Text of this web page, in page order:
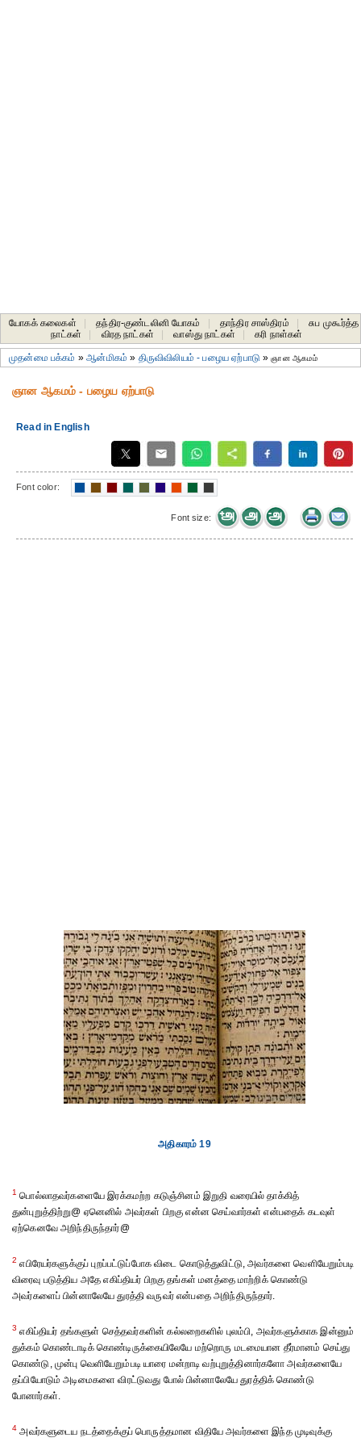
யோகக் கலைகள் தந்திர-குண்டலினி யோகம் தாந்திர சாஸ்திரம்
சுப முகூர்த்த
நாட்கள்
விரத நாட்கள் வாஸ்து நாட்கள் கரி நாள்கள்
முதன்மை பக்கம் »ஆன்மிகம் » திருவிவிலியம் - பழைய ஏற்பாடு »ஞான ஆகமம்
ஞான ஆகமம் - பழைய ஏற்பாடு
Read in English
Font color:
Font size:
அதிகாரம் 19
1 பொல்லாதவர்களையே இரக்கமற்ற கடுஞ்சினம் இறுதி வரையில் தாக்கித்
துன்புறுத்திற்று@ ஏனெனில் அவர்கள் பிறகு என்ன செய்வார்கள் என்பதைக் கடவுள்
ஏற்கெனவே அறிந்திருந்தார்@
2 எபிரேயர்களுக்குப் புறப்பட்டுப்போக விடை கொடுத்துவிட்டு, அவர்களை வெளியேறும்படி
விரைவு படுத்திய அதே எகிப்தியர் பிறகு தங்கள் மனத்தை மாற்றிக் கொண்டு
அவர்களைப் பின்னாலேயே துரத்தி வருவர் என்பதை அறிந்திருந்தார்.
3 எகிப்தியர் தங்களுள் செத்தவர்களின் கல்லறைகளில் புலம்பி, அவர்களுக்காக இன்னும்
துக்கம் கொண்டாடிக் கொண்டிருக்கையிலேயே மற்றொரு மடமையான தீர்மானம் செய்து
கொண்டு, முன்பு வெளியேறும்படி யாரை மன்றாடி வற்புறுத்தினார்களோ அவர்களையே
தப்பியோடும் அடிமைகளை விரட்டுவது போல் பின்னாலேயே துரத்திக் கொண்டு
போனார்கள்.
4 அவர்களுடைய நடத்தைக்குப் பொருத்தமான விதியே அவர்களை இந்த முடிவுக்கு